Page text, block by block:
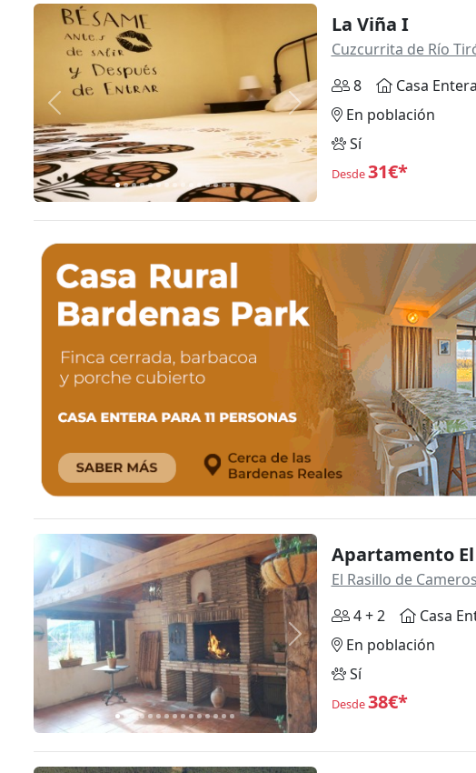
Anterior Siguiente
La Viña I
Cuzcurrita de Río
8
Casa Entera
En población
Sí
Desde31€*
Anterior Siguiente
Apartamento
El Rasillo de Cameros
4 + 2
Casa
En población
Sí
Desde38€*